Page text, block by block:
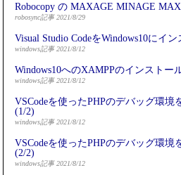
Robocopy の MAXAGE MINAGE
robosync記事 2021/8/29
Visual Studio CodeをWindows10にイ
windows記事 2021/8/12
Windows10へのXAMPPのインストー
windows記事 2021/8/12
VSCodeを使ったPHPのデバッグ環境
(1/2)
windows記事 2021/8/12
VSCodeを使ったPHPのデバッグ環境
(2/2)
windows記事 2021/8/12